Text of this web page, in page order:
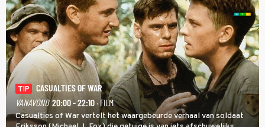
TIP
CASUALTIES OF WAR
VANAVOND 20:00 - 22:10· FILM
Casualties of War vertelt het waargebeurde verhaal van soldaat